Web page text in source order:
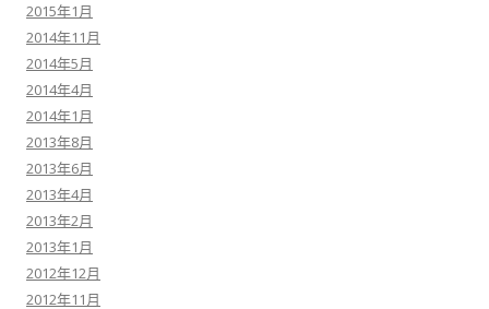
2015年1月
2014年11月
2014年5月
2014年4月
2014年1月
2013年8月
2013年6月
2013年4月
2013年2月
2013年1月
2012年12月
2012年11月